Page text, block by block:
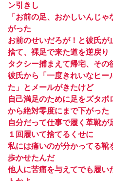
ン引きし
「お前の足、おかしいんじ
がった
お前のせいだろが！と彼氏
捨て、裸足で来た道を逆戻り
タクシー捕まえて帰宅、その
彼氏から「一度きれいなヒー
た」とメールがきたけど
自己満足のために足をズタ
から絶対零度にまで下がった
自分だって仕事で履く革靴
１回履いて捨てるくせに
私には痛いのが分かってる靴
歩かせたんだ
他人に苦痛を与えてでも履い